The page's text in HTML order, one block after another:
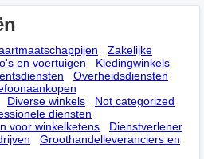
Zakelijke
en voertuigen
Kledingwinkels
Overheidsdiensten
Diverse winkels
Not categorized
diensten
voor winkelketens
Dienstverlener
Groothandelleveranciers en